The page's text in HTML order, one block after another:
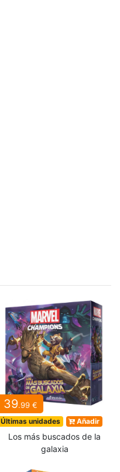
39.99 €
Últimas unidades Añadir
Los más buscados de la
galaxia